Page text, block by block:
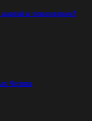
и техосмотром?
Челнах